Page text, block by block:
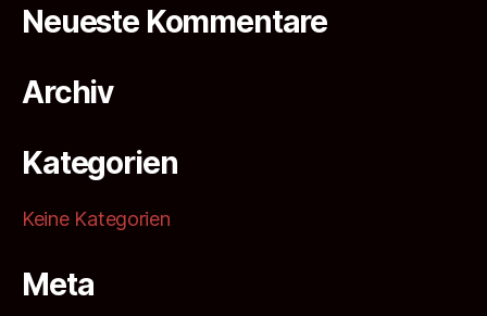
Neueste Kommentare
Archiv
Kategorien
Keine Kategorien
Meta